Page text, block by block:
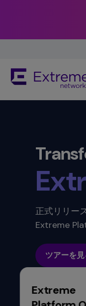
Content
正式リリー
Extreme
ツアーを見
Extreme